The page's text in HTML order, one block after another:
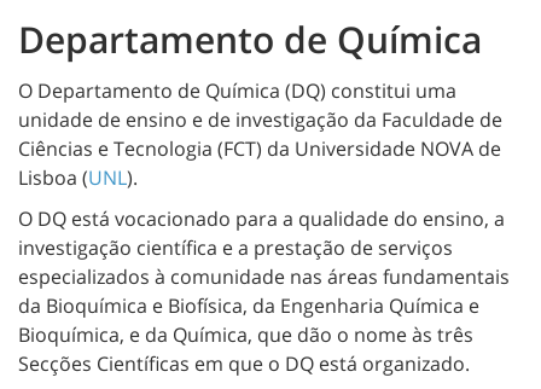
Departamento de Química
O Departamento de Química (DQ) constitui uma
unidade de ensino e de investigação da Faculdade de
Ciências e Tecnologia (FCT) da Universidade NOVA de
Lisboa (UNL).
O DQ está vocacionado para a qualidade do ensino, a
investigação científica e a prestação de serviços
especializados à comunidade nas áreas fundamentais
da Bioquímica e Biofísica, da Engenharia Química e
Bioquímica, e da Química, que dão o nome às três
Secções Científicas em que o DQ está organizado.